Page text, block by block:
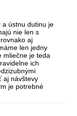
a ústnu dutinu je
nie len s
aj
len jedny
mliečne je teda
ich
aj návštevy
je potrebné